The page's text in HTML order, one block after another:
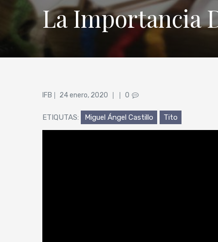
La Importancia
IFB
Posted
24 enero, 2020 0
ETIQUTAS: Miguel Ángel Castillo Tito